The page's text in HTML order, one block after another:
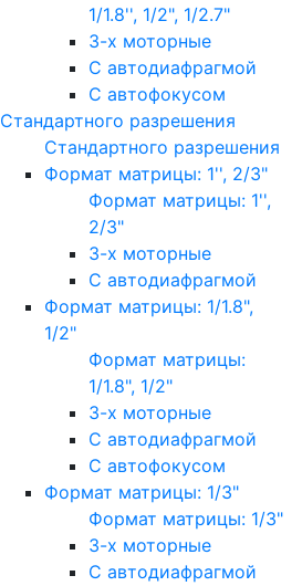
1/1.8'', 1/2", 1/2.7"
3-х моторные
С автодиафрагмой
С автофокусом
Стандартного разрешения
Стандартного разрешения
Формат матрицы: 1'', 2/3"
Формат матрицы: 1'',
2/3"
3-х моторные
С автодиафрагмой
Формат матрицы: 1/1.8",
1/2"
Формат матрицы:
1/1.8", 1/2"
3-х моторные
С автодиафрагмой
С автофокусом
Формат матрицы: 1/3"
Формат матрицы: 1/3"
3-х моторные
С автодиафрагмой